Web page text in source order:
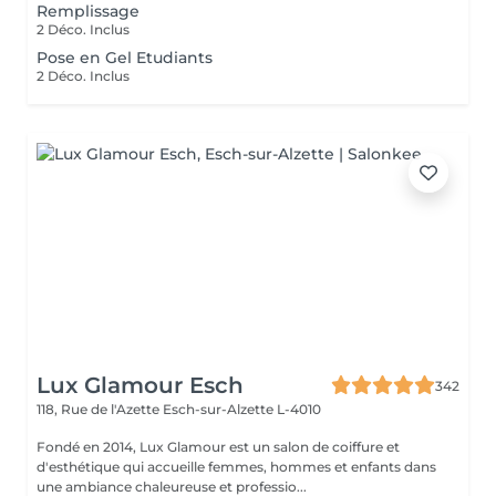
Remplissage
2 Déco. Inclus
Pose en Gel Etudiants
2 Déco. Inclus
Lux Glamour Esch
342
118, Rue de l'Azette Esch-sur-Alzette L-4010
Fondé en 2014, Lux Glamour est un salon de coiffure et
d'esthétique qui accueille femmes, hommes et enfants dans
une ambiance chaleureuse et professio...